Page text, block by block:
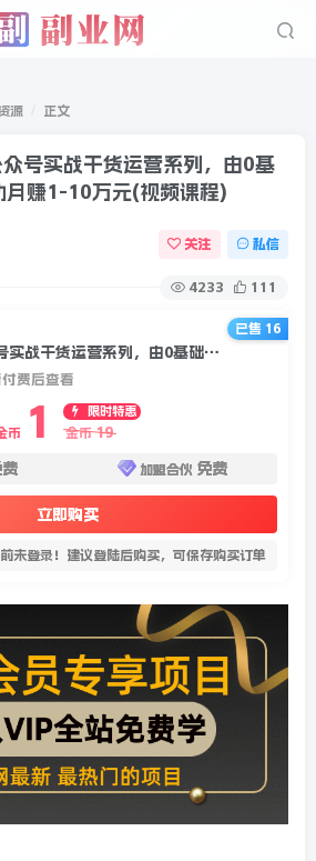
源 正文
众号实战干货运营系列，由0基
月赚1-10万元(视频课程)
关注 私信
4233 111
（866期）微信公众号实战干货运营系列，由0基础到精通，全自动月赚1-10万元(视频课程)
费后查看
币 1
限时特惠
金币 19
费 加盟合伙 免费
立即购买
未登录！建议登陆后购买，可保存购买订单
已售 16